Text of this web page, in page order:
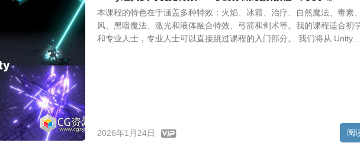
本课程的特色在于涵盖多种特效：火焰、冰霜、治疗、自然魔法、毒素、
风、黑暗魔法、激光和液体融合特效、弓箭和剑术等。我的课程适合初
和专业人士，专业人士可以直接跳过课程的入门部分。 我们将从 Unity...
2026年1月24日 阅